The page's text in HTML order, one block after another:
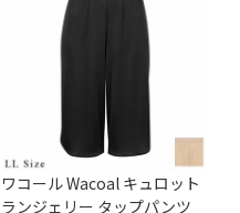
ワコール Wacoal キュロット
ランジェリー タップパンツ